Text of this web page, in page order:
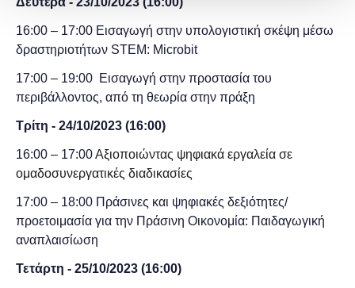
16:00 – 17:00 Εισαγωγή στην υπολογιστική σκέψη μέσω
δραστηριοτήτων STEM: Microbit
17:00 – 19:00 Εισαγωγή στην προστασία του
περιβάλλοντος, από τη θεωρία στην πράξη
Τρίτη - 24/10/2023 (16:00)
16:00 – 17:00Αξιοποιώντας ψηφιακά εργαλεία σε
ομαδοσυνεργατικές διαδικασίες
17:00 – 18:00 Πράσινες και ψηφιακές δεξιότητες/
προετοιμασία για την Πράσινη Οικονομία: Παιδαγωγική
αναπλαισίωση
Τετάρτη - 25/10/2023 (16:00)